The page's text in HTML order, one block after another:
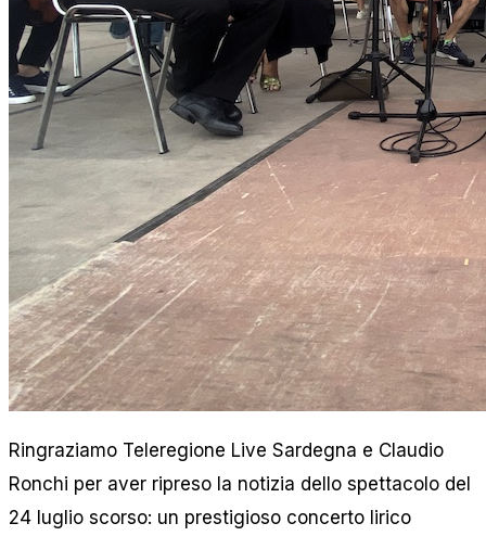
Ringraziamo Teleregione Live Sardegna e Claudio
Ronchi per aver ripreso la notizia dello spettacolo del
24 luglio scorso: un prestigioso concerto lirico